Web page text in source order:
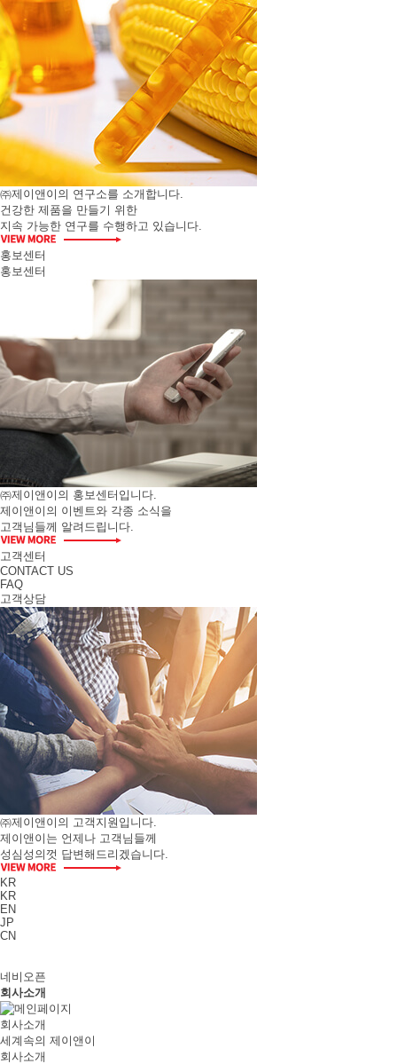
㈜제이앤이의 연구소를 소개합니다.
건강한 제품을 만들기 위한
지속 가능한 연구를 수행하고 있습니다.
홍보센터
홍보센터
㈜제이앤이의 홍보센터입니다.
제이앤이의 이벤트와 각종 소식을
고객님들께 알려드립니다.
고객센터
CONTACT US
FAQ
고객상담
㈜제이앤이의 고객지원입니다.
제이앤이는 언제나 고객님들께
성심성의껏 답변해드리겠습니다.
KR
KR
EN
JP
CN
네비오픈
회사소개
회사소개
세계속의 제이앤이
회사소개